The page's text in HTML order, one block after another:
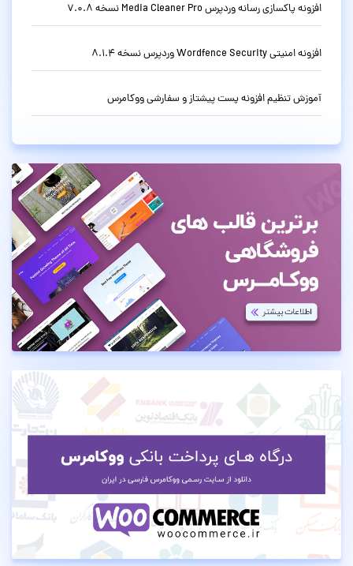
افزونه پاکسازی رسانه وردپرس Media Cleaner Pro نسخه 7.0.8
افزونه امنیتی Wordfence Security وردپرس نسخه 8.1.4
آموزش تنظیم افزونه پست پیشتاز و سفارشی ووکامرس